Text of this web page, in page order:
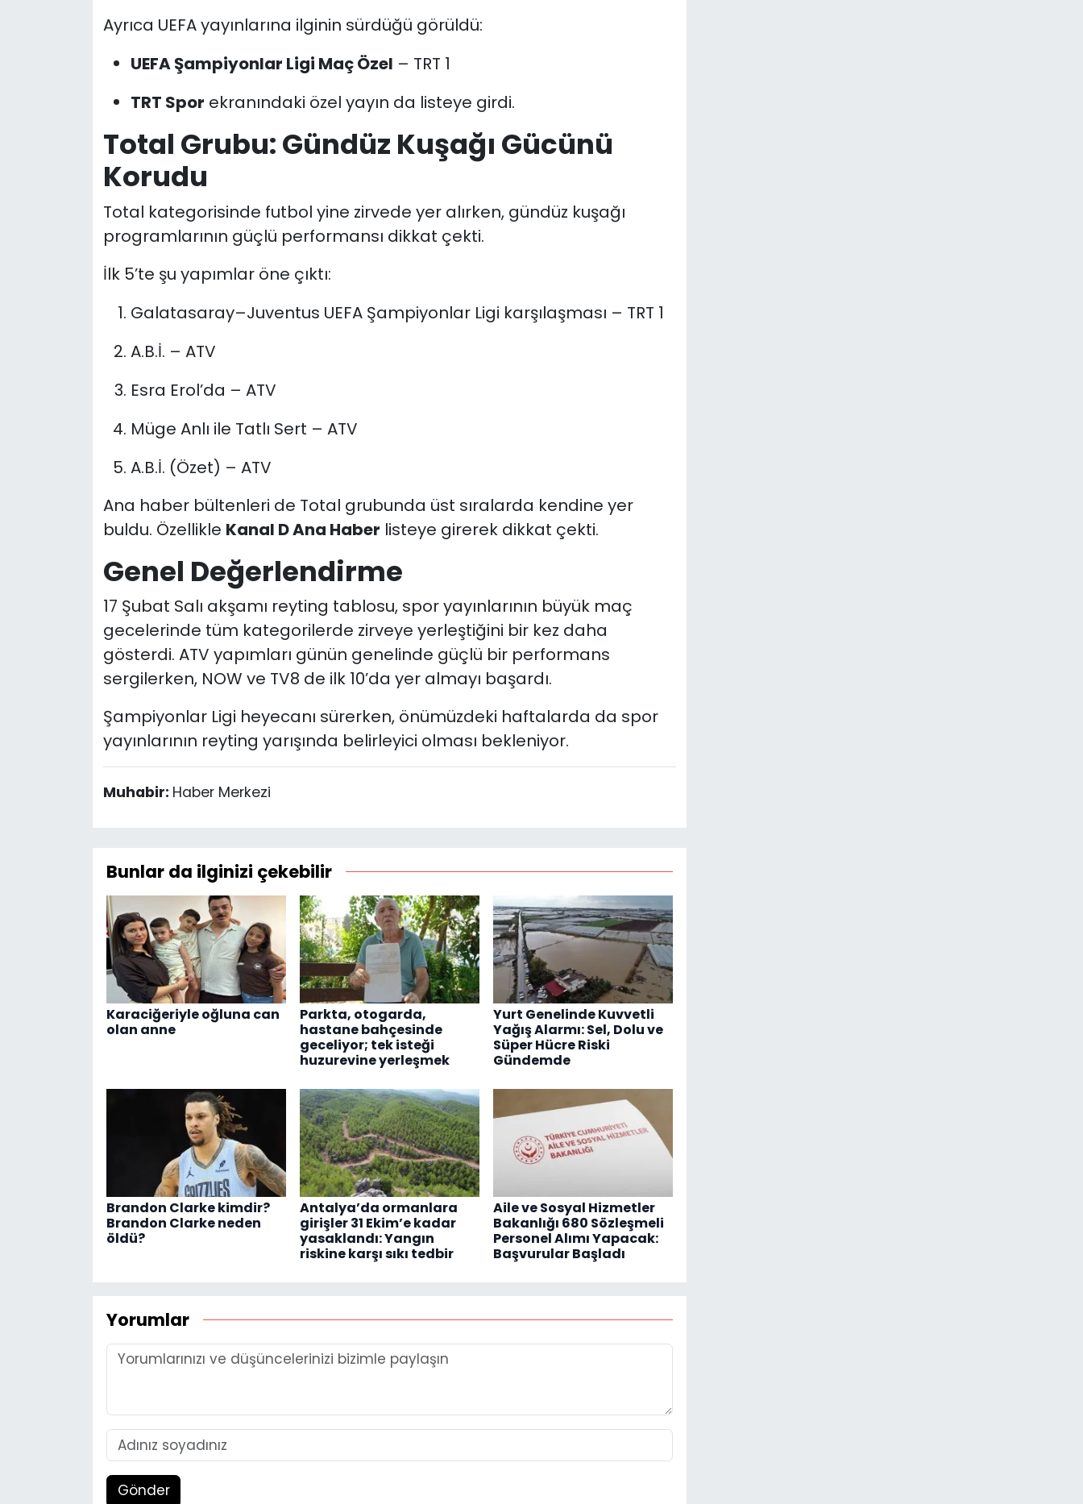
Ayrıca UEFA yayınlarına ilginin sürdüğü görüldü:
UEFA Şampiyonlar Ligi Maç Özel – TRT 1
TRT Spor ekranındaki özel yayın da listeye girdi.
Total Grubu: Gündüz Kuşağı Gücünü
Korudu
Total kategorisinde futbol yine zirvede yer alırken, gündüz kuşağı
programlarının güçlü performansı dikkat çekti.
İlk 5’te şu yapımlar öne çıktı:
Galatasaray–Juventus UEFA Şampiyonlar Ligi karşılaşması – TRT 1
A.B.İ. – ATV
Esra Erol’da – ATV
Müge Anlı ile Tatlı Sert – ATV
A.B.İ. (Özet) – ATV
Ana haber bültenleri de Total grubunda üst sıralarda kendine yer
buldu. Özellikle Kanal D Ana Haber listeye girerek dikkat çekti.
Genel Değerlendirme
17 Şubat Salı akşamı reyting tablosu, spor yayınlarının büyük maç
gecelerinde tüm kategorilerde zirveye yerleştiğini bir kez daha
gösterdi. ATV yapımları günün genelinde güçlü bir performans
sergilerken, NOW ve TV8 de ilk 10’da yer almayı başardı.
Şampiyonlar Ligi heyecanı sürerken, önümüzdeki haftalarda da spor
yayınlarının reyting yarışında belirleyici olması bekleniyor.
Muhabir: Haber Merkezi
Bunlar da ilginizi çekebilir
Karaciğeriyle oğluna can
olan anne
Parkta, otogarda,
hastane bahçesinde
geceliyor; tek isteği
huzurevine yerleşmek
Yurt Genelinde Kuvvetli
Yağış Alarmı: Sel, Dolu ve
Süper Hücre Riski
Gündemde
Brandon Clarke kimdir?
Brandon Clarke neden
öldü?
Antalya’da ormanlara
girişler 31 Ekim’e kadar
yasaklandı: Yangın
riskine karşı sıkı tedbir
Aile ve Sosyal Hizmetler
Bakanlığı 680 Sözleşmeli
Personel Alımı Yapacak:
Başvurular Başladı
Yorumlar
Gönder